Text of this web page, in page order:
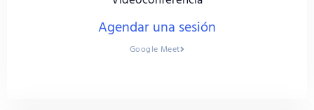
Agendar una sesión
Google Meet